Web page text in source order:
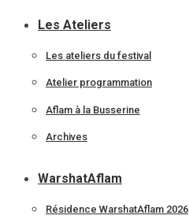
Les Ateliers
Les ateliers du festival
Atelier programmation
Aflam à la Busserine
Archives
WarshatAflam
Résidence WarshatAflam 2026